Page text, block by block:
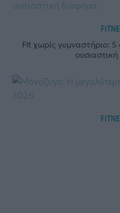
Fit χωρίς γυμναστήριο: 5